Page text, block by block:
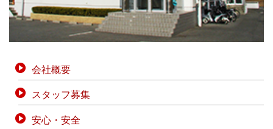
会社概要
スタッフ募集
安心・安全